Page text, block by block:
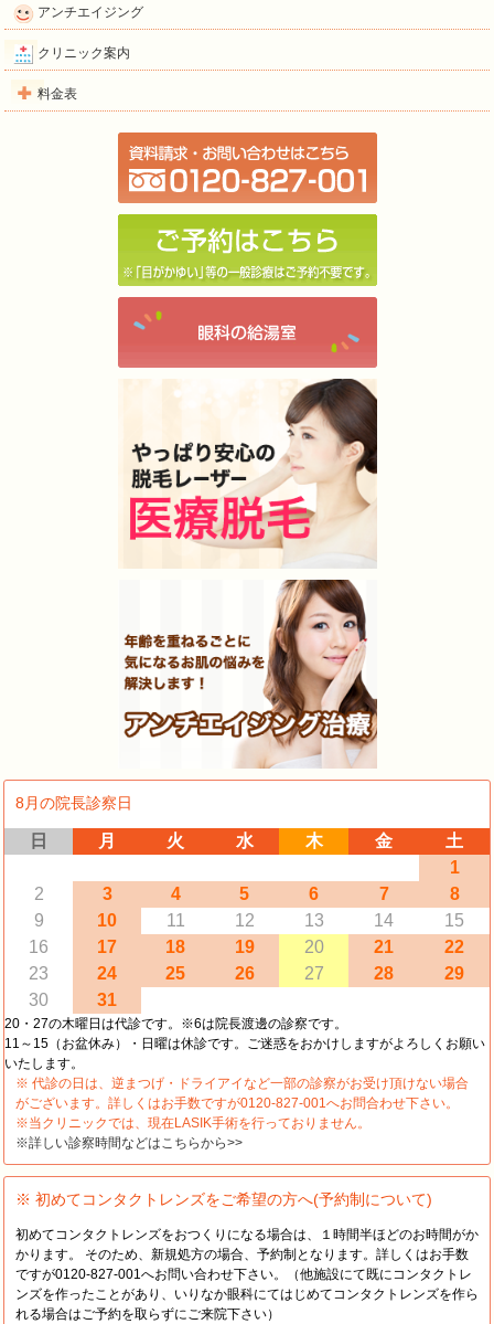
アンチエイジング
クリニック案内
料金表
8月の院長診察日
日 月 火 水 木 金
土
1
2
3 4 5 6 7
8
9
10 11 12 13 14
15
16
17 18 19 20 21
22
23
24 25 26 27 28
29
30
31
20・27の木曜日は代診です。※6は院長渡邊の診察です。
11～15（お盆休み）・日曜は休診です。ご迷惑をおかけしますがよろしくお願い
いたします。
※ 代診の日は、逆まつげ・ドライアイなど一部の診察がお受け頂けない場合
がございます。詳しくはお手数ですが0120-827-001へお問合わせ下さい。
※当クリニックでは、現在LASIK手術を行っておりません。
※詳しい診察時間などはこちらから>>
※ 初めてコンタクトレンズをご希望の方へ(予約制について)
初めてコンタクトレンズをおつくりになる場合は、１時間半ほどのお時間がか
かります。 そのため、新規処方の場合、予約制となります。詳しくはお手数
ですが0120-827-001へお問い合わせ下さい。（他施設にて既にコンタクトレ
ンズを作ったことがあり、いりなか眼科にてはじめてコンタクトレンズを作ら
れる場合はご予約を取らずにご来院下さい）